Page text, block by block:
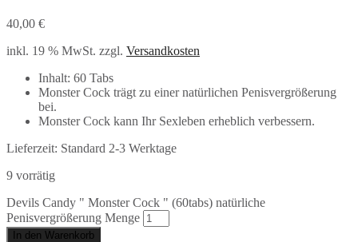
40,00 €
inkl. 19 % MwSt. zzgl. Versandkosten
Inhalt: 60 Tabs
Monster Cock trägt zu einer natürlichen Penisvergrößerung
bei.
Monster Cock kann Ihr Sexleben erheblich verbessern.
Lieferzeit: Standard 2-3 Werktage
9 vorrätig
Devils Candy " Monster Cock " (60tabs) natürliche
Penisvergrößerung Menge
In den Warenkorb